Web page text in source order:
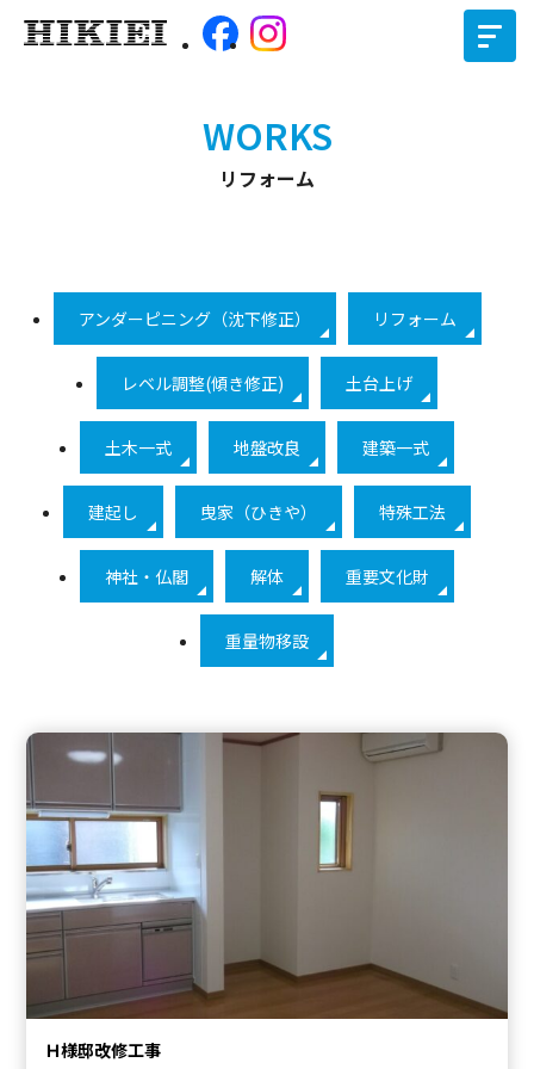
WORKS
リフォーム
アンダーピニング（沈下修正） リフォーム
レベル調整(傾き修正) 土台上げ
土木一式 地盤改良 建築一式
建起し 曳家（ひきや） 特殊工法
神社・仏閣 解体 重要文化財
重量物移設
Ｈ様邸改修工事